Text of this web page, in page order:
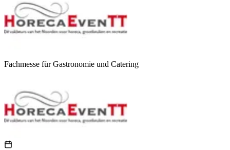
Fachmesse für Gastronomie und Catering